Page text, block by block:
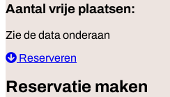
Aantal vrije plaatsen:
Zie de data onderaan
Reserveren
Reservatie maken